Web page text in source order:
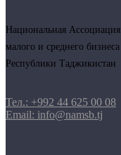
Национальная Ассоциация
малого и среднего бизнеса
Республики Таджикистан
Тел.: +992 44 625 00 08
Email: info@namsb.tj